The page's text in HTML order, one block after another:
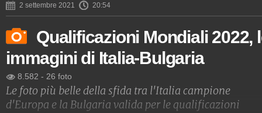
2 settembre 2021 20:54
Qualificazioni Mondiali 2022,
immagini di Italia-Bulgaria
8.582 - 26 foto
Le foto più belle della sfida tra l'Italia campione
d'Europa e la Bulgaria valida per le qualificazioni